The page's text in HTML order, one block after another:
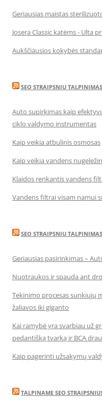
Geriausias maistas
Josera Classic katėms - Ulta
Aukščiausios kokybės
SEO STRAIPSNIU TALPINIMAS
Auto supirkimas kaip
ciklo valdymo instrumentas
Kaip veikia atbulinis osmosas
Kaip veikia vandens
Klaidos renkantis vandens
Vandens filtrai visam namui
SEO STRAIPSNIU TALPINIMAS
Geriausias pasirinkimas –
Nuotraukos ir spauda ant
Tekinimo procesas sunkiųjų
žaliavos iki giganto
Kai ramybė yra svarbiau už
pedantišką tvarką ir BCA
Kaip pagerinti užsakymų
TALPINAME SEO